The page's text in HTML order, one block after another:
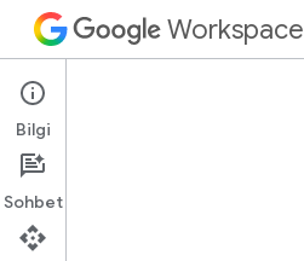
Workspace
Google Chat
Genel bakış
Bilgi
Sohbet